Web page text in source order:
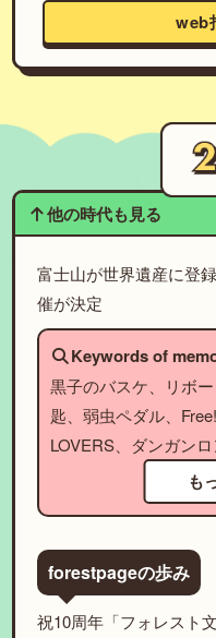
web
他の時代も見る
富士山が世界遺産に登
催が決定
Keywords of
黒子のバスケ、リボ
匙、弱虫ペダル、
LOVERS、ダンガン
も
forestpageの歩み
祝10周年「フォレスト